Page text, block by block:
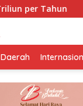
Indonesia
Daerah